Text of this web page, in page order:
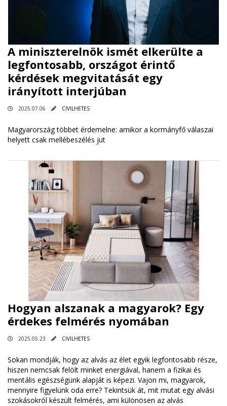
A miniszterelnök ismét elkerülte a
legfontosabb, országot érintő
kérdések megvitatását egy
irányított interjúban
2025.07.06 CIVILHETES
Magyarország többet érdemelne: amikor a kormányfő válaszai
helyett csak mellébeszélés jut
Hogyan alszanak a magyarok? Egy
érdekes felmérés nyomában
2025.05.23 CIVILHETES
Sokan mondják, hogy az alvás az élet egyik legfontosabb része,
hiszen nemcsak felölt minket energiával, hanem a fizikai és
mentális egészségünk alapját is képezi. Vajon mi, magyarok,
mennyire figyelünk oda erre? Tekintsük át, mit mutat egy alvási
szokásokról készült felmérés, ami különösen az alvás